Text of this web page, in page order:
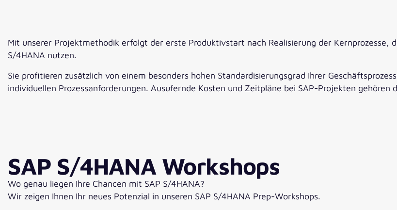
Mit unserer Projektmethodik erfolgt der erste Produktivstart nach Realisierung der Kernprozesse,
S/4HANA nutzen.
Sie profitieren zusätzlich von einem besonders hohen Standardisierungsgrad Ihrer
individuellen Prozessanforderungen. Ausufernde Kosten und Zeitpläne bei SAP-Projekten gehören
SAP S/4HANA Workshops
Wo genau liegen Ihre Chancen mit SAP S/4HANA?
Wir zeigen Ihnen Ihr neues Potenzial in unseren SAP S/4HANA Prep-Workshops.